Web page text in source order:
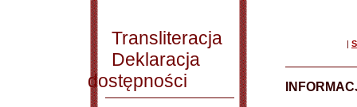
Transliteracja
Deklaracja
dostępności
|